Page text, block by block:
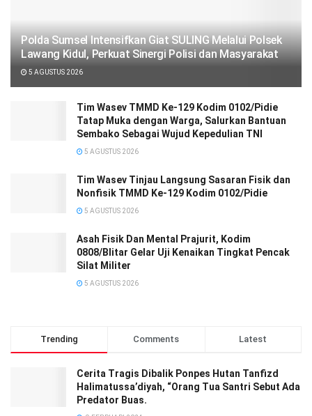
Polda Sumsel Intensifkan Giat SULING Melalui Polsek
Lawang Kidul, Perkuat Sinergi Polisi dan Masyarakat
5 AGUSTUS 2026
Tim Wasev TMMD Ke-129 Kodim 0102/Pidie
Tatap Muka dengan Warga, Salurkan Bantuan
Sembako Sebagai Wujud Kepedulian TNI
5 AGUSTUS 2026
Tim Wasev Tinjau Langsung Sasaran Fisik dan
Nonfisik TMMD Ke-129 Kodim 0102/Pidie
5 AGUSTUS 2026
Asah Fisik Dan Mental Prajurit, Kodim
0808/Blitar Gelar Uji Kenaikan Tingkat Pencak
Silat Militer
5 AGUSTUS 2026
Trending Comments Latest
Cerita Tragis Dibalik Ponpes Hutan Tanfizd
Halimatussa’diyah, “Orang Tua Santri Sebut Ada
Predator Buas.